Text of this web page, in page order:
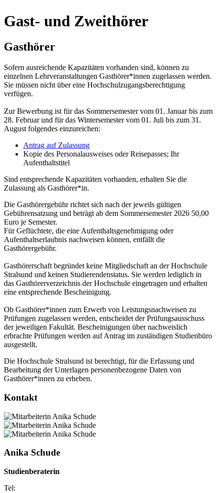
Gast- und Zweit­hö­rer
Gast­hö­rer
Sofern ausreichende Kapazitäten vorhanden sind, können zu
einzelnen Lehrveranstaltungen Gasthörer*innen zugelassen werden.
Sie müssen nicht über eine Hochschulzugangsberechtigung
verfügen.
Zur Bewerbung ist für das Sommersemester vom 01. Januar bis zum
28. Februar und für das Wintersemester vom 01. Juli bis zum 31.
August folgendes einzureichen:
Antrag auf Zulassung
Kopie des Personalausweises oder Reisepasses; Ihr
Aufenthaltstitel
Sind entsprechende Kapazitäten vorhanden, erhalten Sie die
Zulassung als Gasthörer*in.
Die Gasthörergebühr richtet sich nach der jeweils gültigen
Gebührensatzung und beträgt ab dem Sommersemester 2026 50,00
Euro je Semester.
Für Geflüchtete, die eine Aufenthaltsgenehmigung oder
Aufenthaltserlaubnis nachweisen können, entfällt die
Gasthörergebühr.
Gasthörerschaft begründet keine Mitgliedschaft an der Hochschule
Stralsund und keinen Studierendenstatus. Sie werden lediglich in
das Gasthörerverzeichnis der Hochschule eingetragen und erhalten
eine entsprechende Bescheinigung.
Ob Gasthörer*innen zum Erwerb von Leistungsnachweisen zu
Prüfungen zugelassen werden, entscheidet der Prüfungsausschuss
der jeweiligen Fakultät. Bescheinigungen über nachweislich
erbrachte Prüfungen werden auf Antrag im zuständigen Studienbüro
ausgestellt.
Die Hochschule Stralsund ist berechtigt, für die Erfassung und
Bearbeitung der Unterlagen personenbezogene Daten von
Gasthörer*innen zu erheben.
Kon­takt
Anika Schude
Studienberaterin
Tel: